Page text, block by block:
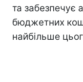
та забезпечує
бюджетних
найбільше